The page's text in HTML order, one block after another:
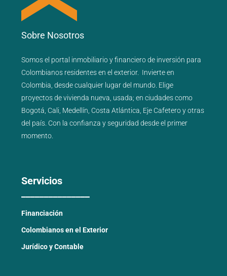
Sobre Nosotros
Somos el portal inmobiliarioyfinancierode inversión para
Colombianos residentes en el exterior. Invierte en
Colombia, desde cualquier lugar del mundo. Elige
proyectos devivienda nueva usada; en ciudades como
Bogotá Cali Medellín Costa Atlántica Eje Cafeteroyotras
del país . Con la confianza y seguridad desde el primer
momento.
Servicios
Financiación
Colombianos en el Exterior
Jurídico y Contable